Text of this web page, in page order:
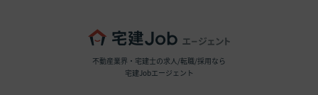
不動産業界・宅建士の求人/転職/採用なら
宅建Jobエージェント